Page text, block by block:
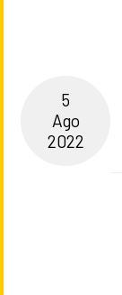
5
Ago
2022